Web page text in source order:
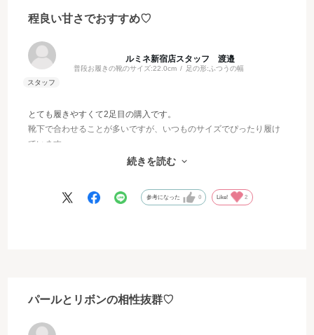
程良い甘さでおすすめ♡
ルミネ新宿店スタッフ 渡邉
普段お履きの靴のサイズ:22.0cm 足の形:ふつうの幅
とても履きやすくて2足目の購入です。
靴下で合わせることが多いですが、いつものサイズでぴったり履け
ています。
ソールも軽くて1日中履いていても疲れません。
続きを読む
参考になった 0 Like! 2
パールとリボンの相性抜群♡